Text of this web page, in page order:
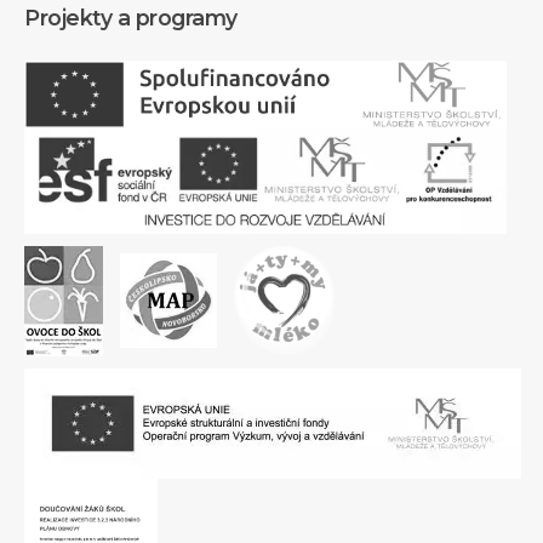
Projekty a programy